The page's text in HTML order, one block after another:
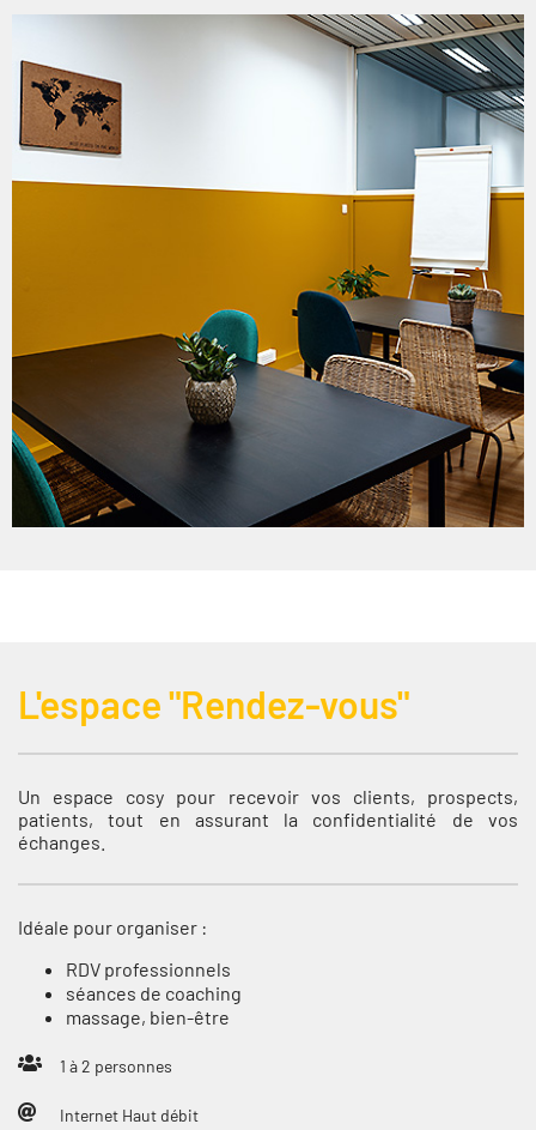
L'espace "Rendez-vous"
Un espace cosy pour recevoir vos clients, prospects,
patients, tout en assurant la confidentialité de vos
échanges.
Idéale pour organiser :
RDV professionnels
séances de coaching
massage, bien-être
1 à 2 personnes
Internet Haut débit